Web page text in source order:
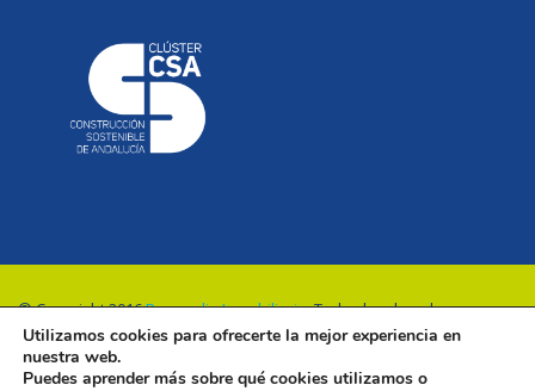
© Copyright 2016Renovalia Inmobiliaria. Todos los derechos
reservados.
Utilizamos cookies para ofrecerte la mejor experiencia en
nuestra web.
Puedes aprender más sobre qué cookies utilizamos o